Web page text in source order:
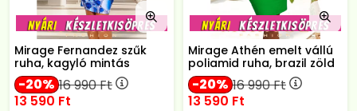
Mirage Fernandez szűk
ruha, kagyló mintás
20 16 990Ft
13 590 Ft
Mirage Athén emelt vállú
poliamid ruha, brazil zöld
20 16 990Ft
13 590 Ft